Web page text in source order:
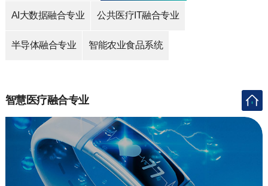
AI大数据融合专业 公共医疗IT融合专业
半导体融合专业 智能农业食品系统
智慧医疗融合专业